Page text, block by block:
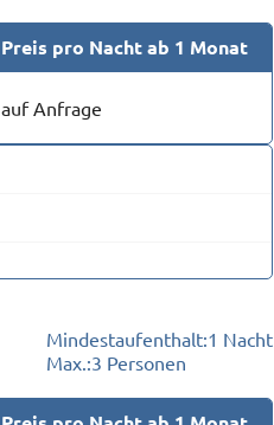
Preis pro Nacht ab 1 Monat
auf Anfrage
Mindestaufenthalt:1 Nacht
Max.:3 Personen